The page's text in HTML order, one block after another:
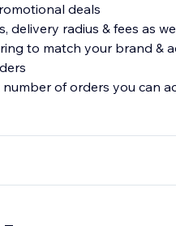
deals
delivery radius & fees as
to match your brand &
of orders you can